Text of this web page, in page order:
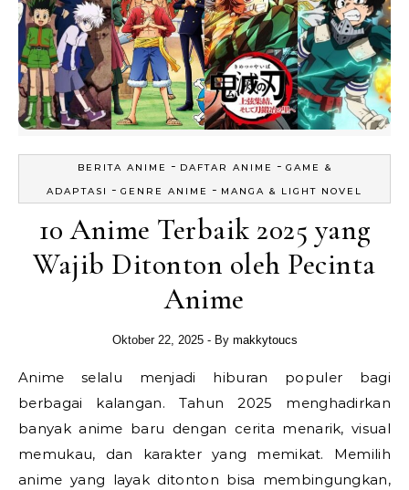
BERITA ANIME - DAFTAR ANIME - GAME &
ADAPTASI
- GENRE ANIME - MANGA & LIGHT NOVEL
10 Anime Terbaik 2025 yang
Wajib Ditonton oleh Pecinta
Anime
Oktober 22, 2025 - By makkytoucs
Anime selalu menjadi hiburan populer bagi
berbagai kalangan. Tahun 2025 menghadirkan
banyak anime baru dengan cerita menarik, visual
memukau, dan karakter yang memikat. Memilih
anime yang layak ditonton bisa membingungkan,